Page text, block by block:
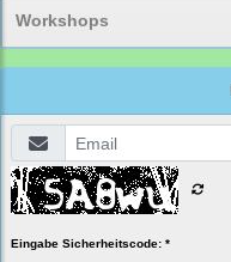
Workshops
Eingabe Sicherheitscode: *